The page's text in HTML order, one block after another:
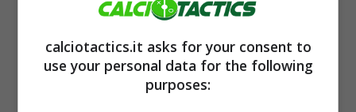
Calciomercato Inter, Marotta non si
calciotactics.it asks for your consent to
use your personal data for the following
purposes: